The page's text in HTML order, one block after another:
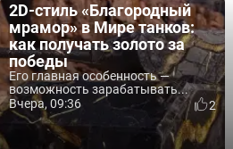
2D-стиль «Благородный
мрамор» в Мире танков:
как получать золото за
победы
Его главная особенность —
возможность зарабатывать...
Вчера, 09:36
2